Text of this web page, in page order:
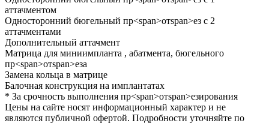
аттачментом
Односторонний бюгельный пр<span>отspan>ез с 2
аттачментами
Дополнительный аттачмент
Матрица для миниимпланта , абатмента, бюгельного
пр<span>отspan>еза
Замена кольца в матрице
Балочная конструкция на имплантатах
* За срочность выполнения пр<span>отspan>езирования
Цены на сайте носят информационный характер и не
являются публичной офертой. Подробности уточняйте по